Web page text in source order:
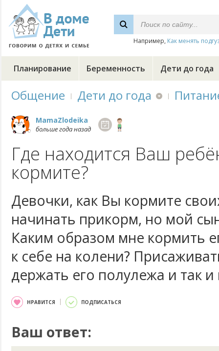
Например, Как менять
Планирование Беременность Дети до года
Общение Дети до года
MamaZlodeika
больше года назад
Где находится Ваш
кормите?
Девочки, как Вы кормите
начинать прикорм, но мой
Каким образом мне кормить
к себе на колени?
держать его полулежа и так и
НРАВИТСЯ ПОДПИСАТЬСЯ
Ваш ответ: